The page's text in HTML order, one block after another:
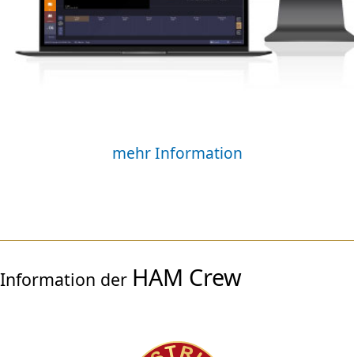
mehr Information
Information der HAM Crew